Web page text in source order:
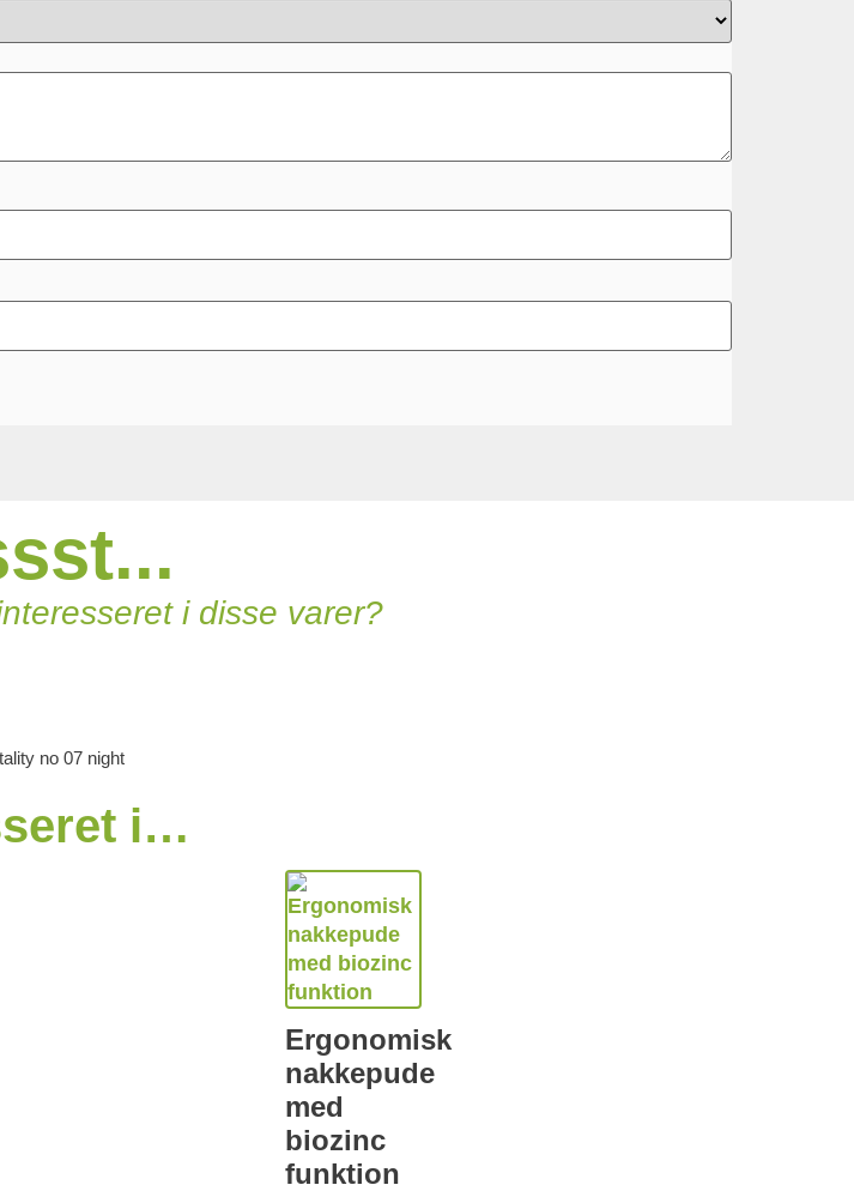
i disse varer?
no 07 night
i…
Ergonomisk
nakkepude
med
biozinc
funktion